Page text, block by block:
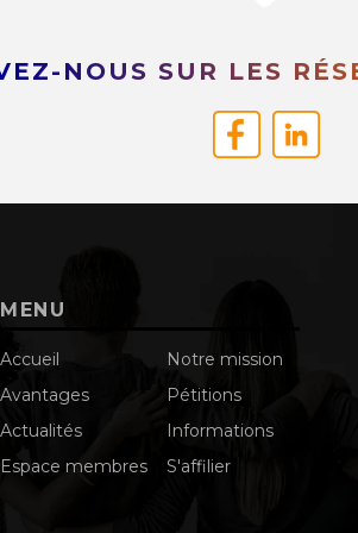
NOUS SUR LES
MENU
Accueil
Avantages
Actualités
Espace membres
Notre mission
Pétitions
Informations
S'affilier